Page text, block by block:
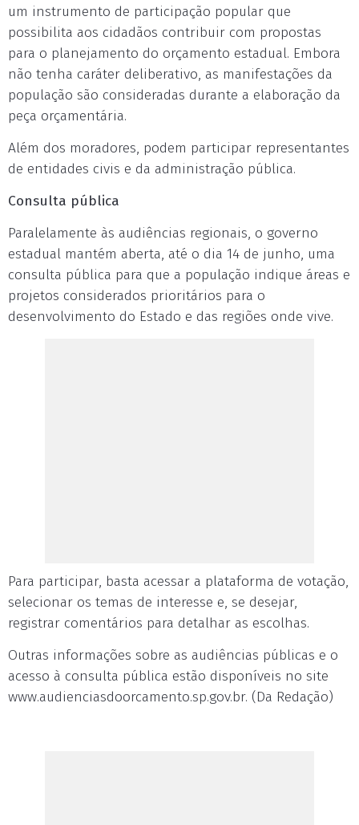
um instrumento de participação popular que
possibilita aos cidadãos contribuir com propostas
para o planejamento do orçamento estadual. Embora
não tenha caráter deliberativo, as manifestações da
população são consideradas durante a elaboração da
peça orçamentária.
Além dos moradores, podem participar representantes
de entidades civis e da administração pública.
Consulta pública
Paralelamente às audiências regionais, o governo
estadual mantém aberta, até o dia 14 de junho, uma
consulta pública para que a população indique áreas e
projetos considerados prioritários para o
desenvolvimento do Estado e das regiões onde vive.
Para participar, basta acessar a plataforma de votação,
selecionar os temas de interesse e, se desejar,
registrar comentários para detalhar as escolhas.
Outras informações sobre as audiências públicas e o
acesso à consulta pública estão disponíveis no site
www.audienciasdoorcamento.sp.gov.br. (Da Redação)